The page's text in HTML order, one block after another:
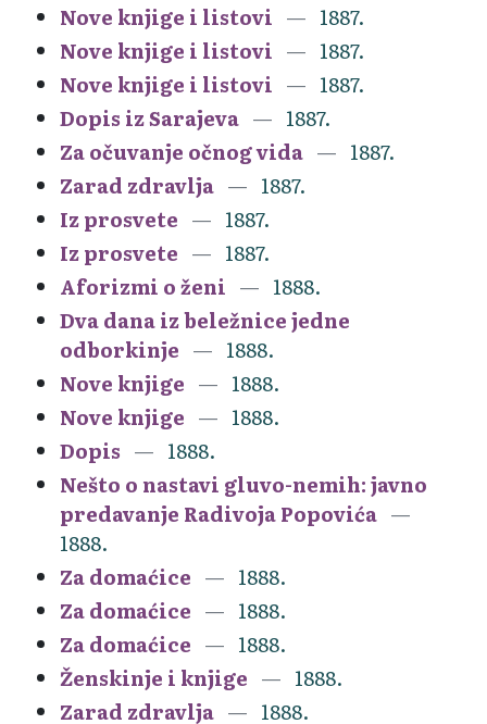
Nove knjige i listovi
1887.
Nove knjige i listovi
1887.
Nove knjige i listovi
1887.
Dopis iz Sarajeva
1887.
Za očuvanje očnog vida
1887.
Zarad zdravlja
1887.
Iz prosvete
1887.
Iz prosvete
1887.
Aforizmi o ženi
1888.
Dva dana iz beležnice jedne
odborkinje
1888.
Nove knjige
1888.
Nove knjige
1888.
Dopis
1888.
Nešto o nastavi gluvo-nemih: javno
predavanje Radivoja Popovića
1888.
Za domaćice
1888.
Za domaćice
1888.
Za domaćice
1888.
Ženskinje i knjige
1888.
Zarad zdravlja
1888.